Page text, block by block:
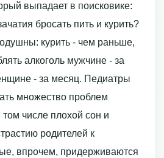
выпадает в поисковике:
бросать пить и курить?
курить - чем раньше,
алкоголь мужчине - за
- за месяц. Педиатры
множество проблем
числе плохой сон и
родителей к
впрочем, придерживаются